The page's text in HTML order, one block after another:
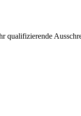
qualifizierende